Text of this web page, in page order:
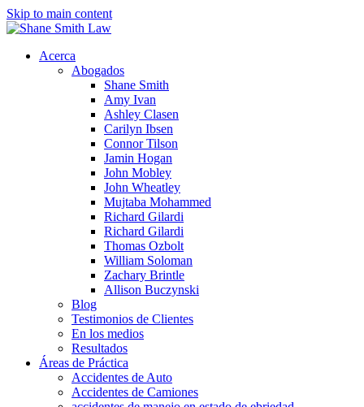
Skip to main content
Acerca
Abogados
Shane Smith
Amy Ivan
Ashley Clasen
Carilyn Ibsen
Connor Tilson
Jamin Hogan
John Mobley
John Wheatley
Mujtaba Mohammed
Richard Gilardi
Richard Gilardi
Thomas Ozbolt
William Soloman
Zachary Brintle
Allison Buczynski
Blog
Testimonios de Clientes
En los medios
Resultados
Áreas de Práctica
Accidentes de Auto
Accidentes de Camiones